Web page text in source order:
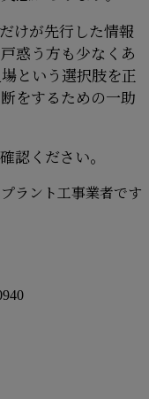
けが先行した情報
惑う方も少なくあ
という選択肢を正
をするための一助
認ください。
ラント工事業者です